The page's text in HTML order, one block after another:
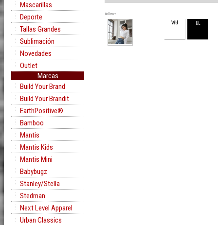
Mascarillas
Deporte
Tallas Grandes
Sublimación
Novedades
Outlet
Marcas
Build Your Brand
Build Your Brandit
EarthPositive®
Bamboo
Mantis
Mantis Kids
Mantis Mini
Babybugz
Stanley/Stella
Stedman
Next Level Apparel
Urban Classics
Rollover
WH BL